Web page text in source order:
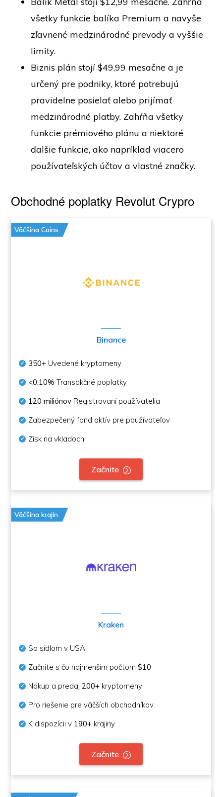
všetky funkcie balíka Premium a navyše
zľavnené medzinárodné prevody a vyššie
limity.
Biznis plán stojí $49,99 mesačne a je
určený pre podniky, ktoré potrebujú
pravidelne posielať alebo prijímať
medzinárodné platby. Zahŕňa všetky
funkcie prémiového plánu a niektoré
ďalšie funkcie, ako napríklad viacero
používateľských účtov a vlastné značky.
Obchodné poplatky Revolut Crypro
Väčšina Coins
Binance
350+ Uvedené kryptomeny
<0.10% Transakčné poplatky
120 miliónov Registrovaní používatelia
Zabezpečený fond aktív pre používateľov
Zisk na vkladoch
Začnite
Väčšina krajín
Kraken
So sídlom v USA
Začnite s čo najmenším počtom$10
Nákup a predaj200+ kryptomeny
Pro riešenie pre väčších obchodníkov
K dispozícii v 190+ krajiny
Začnite